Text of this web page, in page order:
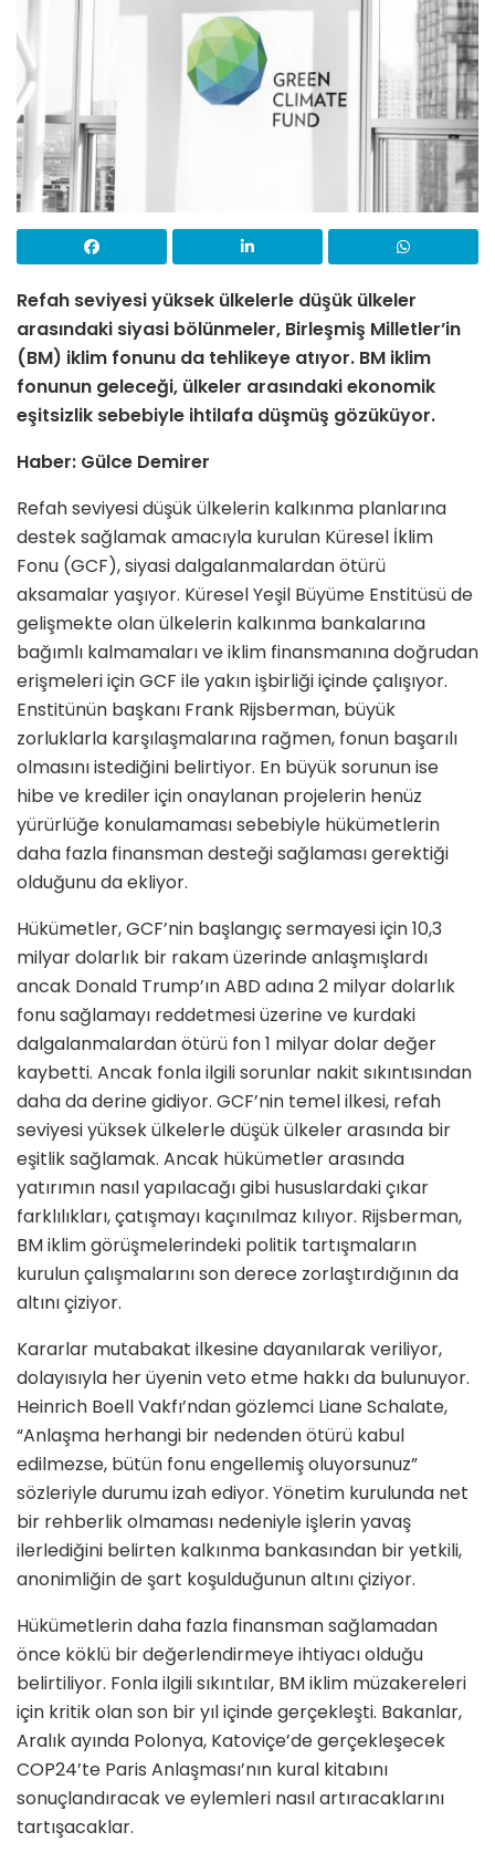
Refah seviyesi yüksek ülkelerle düşük ülkeler
arasındaki siyasi bölünmeler, Birleşmiş Milletler’in
(BM) iklim fonunu da tehlikeye atıyor. BM iklim
fonunun geleceği, ülkeler arasındaki ekonomik
eşitsizlik sebebiyle ihtilafa düşmüş gözüküyor.
Haber: Gülce Demirer
Refah seviyesi düşük ülkelerin kalkınma planlarına
destek sağlamak amacıyla kurulan Küresel İklim
Fonu (GCF), siyasi dalgalanmalardan ötürü
aksamalar yaşıyor. Küresel Yeşil Büyüme Enstitüsü de
gelişmekte olan ülkelerin kalkınma bankalarına
bağımlı kalmamaları ve iklim finansmanına doğrudan
erişmeleri için GCF ile yakın işbirliği içinde çalışıyor.
Enstitünün başkanı Frank Rijsberman, büyük
zorluklarla karşılaşmalarına rağmen, fonun başarılı
olmasını istediğini belirtiyor. En büyük sorunun ise
hibe ve krediler için onaylanan projelerin henüz
yürürlüğe konulamaması sebebiyle hükümetlerin
daha fazla finansman desteği sağlaması gerektiği
olduğunu da ekliyor.
Hükümetler, GCF’nin başlangıç sermayesi için 10,3
milyar dolarlık bir rakam üzerinde anlaşmışlardı
ancak Donald Trump’ın ABD adına 2 milyar dolarlık
fonu sağlamayı reddetmesi üzerine ve kurdaki
dalgalanmalardan ötürü fon 1 milyar dolar değer
kaybetti. Ancak fonla ilgili sorunlar nakit sıkıntısından
daha da derine gidiyor. GCF’nin temel ilkesi, refah
seviyesi yüksek ülkelerle düşük ülkeler arasında bir
eşitlik sağlamak. Ancak hükümetler arasında
yatırımın nasıl yapılacağı gibi hususlardaki çıkar
farklılıkları, çatışmayı kaçınılmaz kılıyor. Rijsberman,
BM iklim görüşmelerindeki politik tartışmaların
kurulun çalışmalarını son derece zorlaştırdığının da
altını çiziyor.
Kararlar mutabakat ilkesine dayanılarak veriliyor,
dolayısıyla her üyenin veto etme hakkı da bulunuyor.
Heinrich Boell Vakfı’ndan gözlemci Liane Schalate,
“Anlaşma herhangi bir nedenden ötürü kabul
edilmezse, bütün fonu engellemiş oluyorsunuz”
sözleriyle durumu izah ediyor. Yönetim kurulunda net
bir rehberlik olmaması nedeniyle işlerin yavaş
ilerlediğini belirten kalkınma bankasından bir yetkili,
anonimliğin de şart koşulduğunun altını çiziyor.
Hükümetlerin daha fazla finansman sağlamadan
önce köklü bir değerlendirmeye ihtiyacı olduğu
belirtiliyor. Fonla ilgili sıkıntılar, BM iklim müzakereleri
için kritik olan son bir yıl içinde gerçekleşti. Bakanlar,
Aralık ayında Polonya, Katoviçe’de gerçekleşecek
COP24’te Paris Anlaşması’nın kural kitabını
sonuçlandıracak ve eylemleri nasıl artıracaklarını
tartışacaklar.